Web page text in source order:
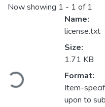
Now showing 1 - 1 of 1
Loading...
Name:
license.txt
Size:
1.71 KB
Format:
Item-
upon to